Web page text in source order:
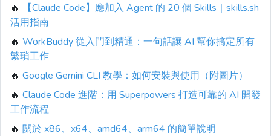
🔥
【Claude Code】應加入 Agent 的 20 個 Skills｜skills.sh
活用指南
🔥 WorkBuddy 從入門到精通：一句話讓 AI 幫你搞定所有
繁瑣工作
🔥 Google Gemini CLI 教學：如何安裝與使用（附圖片）
🔥 Claude Code 進階：用 Superpowers 打造可靠的 AI 開發
工作流程
🔥 關於 x86、x64、amd64、arm64 的簡單說明